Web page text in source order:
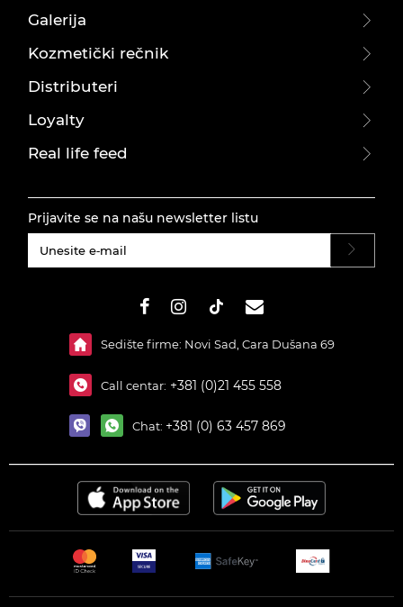
Galerija
Kozmetički rečnik
Distributeri
Loyalty
Real life feed
Prijavite se na našu newsletter listu
Sedište firme: Novi Sad, Cara Dušana 69
Call centar: +381 (0)21 455 558
Chat: +381 (0) 63 457 869